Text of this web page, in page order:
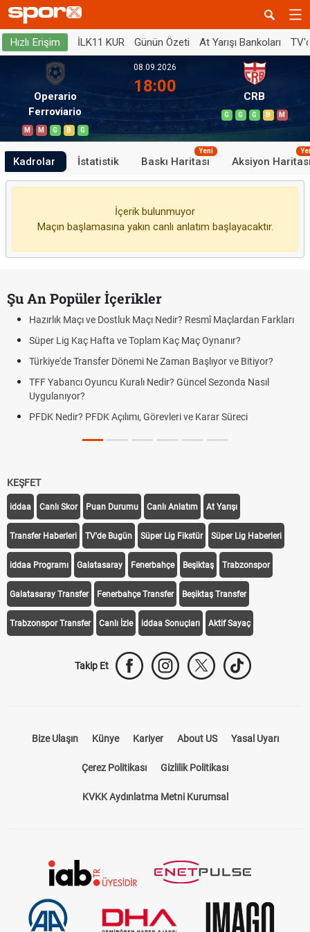
Hızlı Erişim İLK11 KUR Günün Özeti At Yarışı Bankoları
Operario
Ferroviario
M M G B G
08.09.2026
18:00
CRB
G G G B M
Kadrolar İstatistik Baskı Haritası
Yeni
Aksiyon
İçerik bulunmuyor
Maçın başlamasına yakın canlı anlatım başlayacaktır.
Şu An Popüler İçerikler
Hazırlık Maçı ve Dostluk Maçı Nedir? Resmî Maçlardan Farkları
Süper Lig Kaç Hafta ve Toplam Kaç Maç Oynanır?
Türkiye'de Transfer Dönemi Ne Zaman Başlıyor ve Bitiyor?
TFF Yabancı Oyuncu Kuralı Nedir? Güncel Sezonda Nasıl
Uygulanıyor?
PFDK Nedir? PFDK Açılımı, Görevleri ve Karar Süreci
KEŞFET
iddaa Canlı Skor Puan Durumu Canlı Anlatım At Yarışı
Transfer Haberleri TV'de Bugün Süper Lig Fikstür Süper Lig Haberleri
iddaa Programı Galatasaray Fenerbahçe Beşiktaş Trabzonspor
Galatasaray Transfer Fenerbahçe Transfer Beşiktaş Transfer
Trabzonspor Transfer Canlı İzle iddaa Sonuçları Aktif Sayaç
Takip Et
Bize Ulaşın Künye Kariyer About US Yasal Uyarı
Çerez Politikası Gizlilik Politikası
KVKK Aydınlatma Metni Kurumsal